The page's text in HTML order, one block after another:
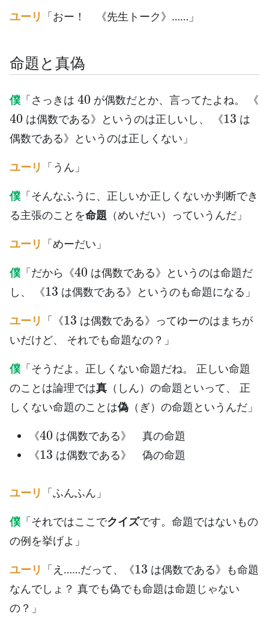
ユーリ 「おー！ 《先生トーク》……」
命題と真偽
僕 「さっきは
40
が偶数だとか、言ってたよね。 《
40
は偶数である》というのは正しいし、 《
13
は
偶数である》というのは正しくない」
ユーリ 「うん」
僕 「そんなふうに、正しいか正しくないか判断でき
る主張のことを命題 （めいだい）っていうんだ」
ユーリ 「めーだい」
僕 「だから《
40
は偶数である》というのは命題だ
し、 《
13
は偶数である》というのも命題になる」
ユーリ 「《
13
は偶数である》ってゆーのはまちが
いだけど、 それでも命題なの？」
僕 「そうだよ。正しくない命題だね。 正しい命題
のことは論理では真 （しん）の命題といって、 正
しくない命題のことは偽 （ぎ）の命題というんだ」
《
40
は偶数である》 真の命題
《
13
は偶数である》 偽の命題
ユーリ 「ふんふん」
僕 「それではここでクイズです。命題ではないもの
の例を挙げよ」
ユーリ 「え……だって、《
13
は偶数である》も命題
なんでしょ？ 真でも偽でも命題は命題じゃない
の？」